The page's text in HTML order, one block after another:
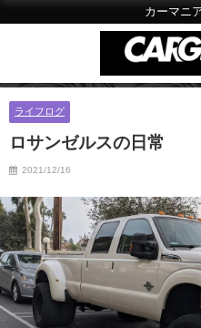
カーマニ
ライフログ
ロサンゼルスの日常
2021/12/16